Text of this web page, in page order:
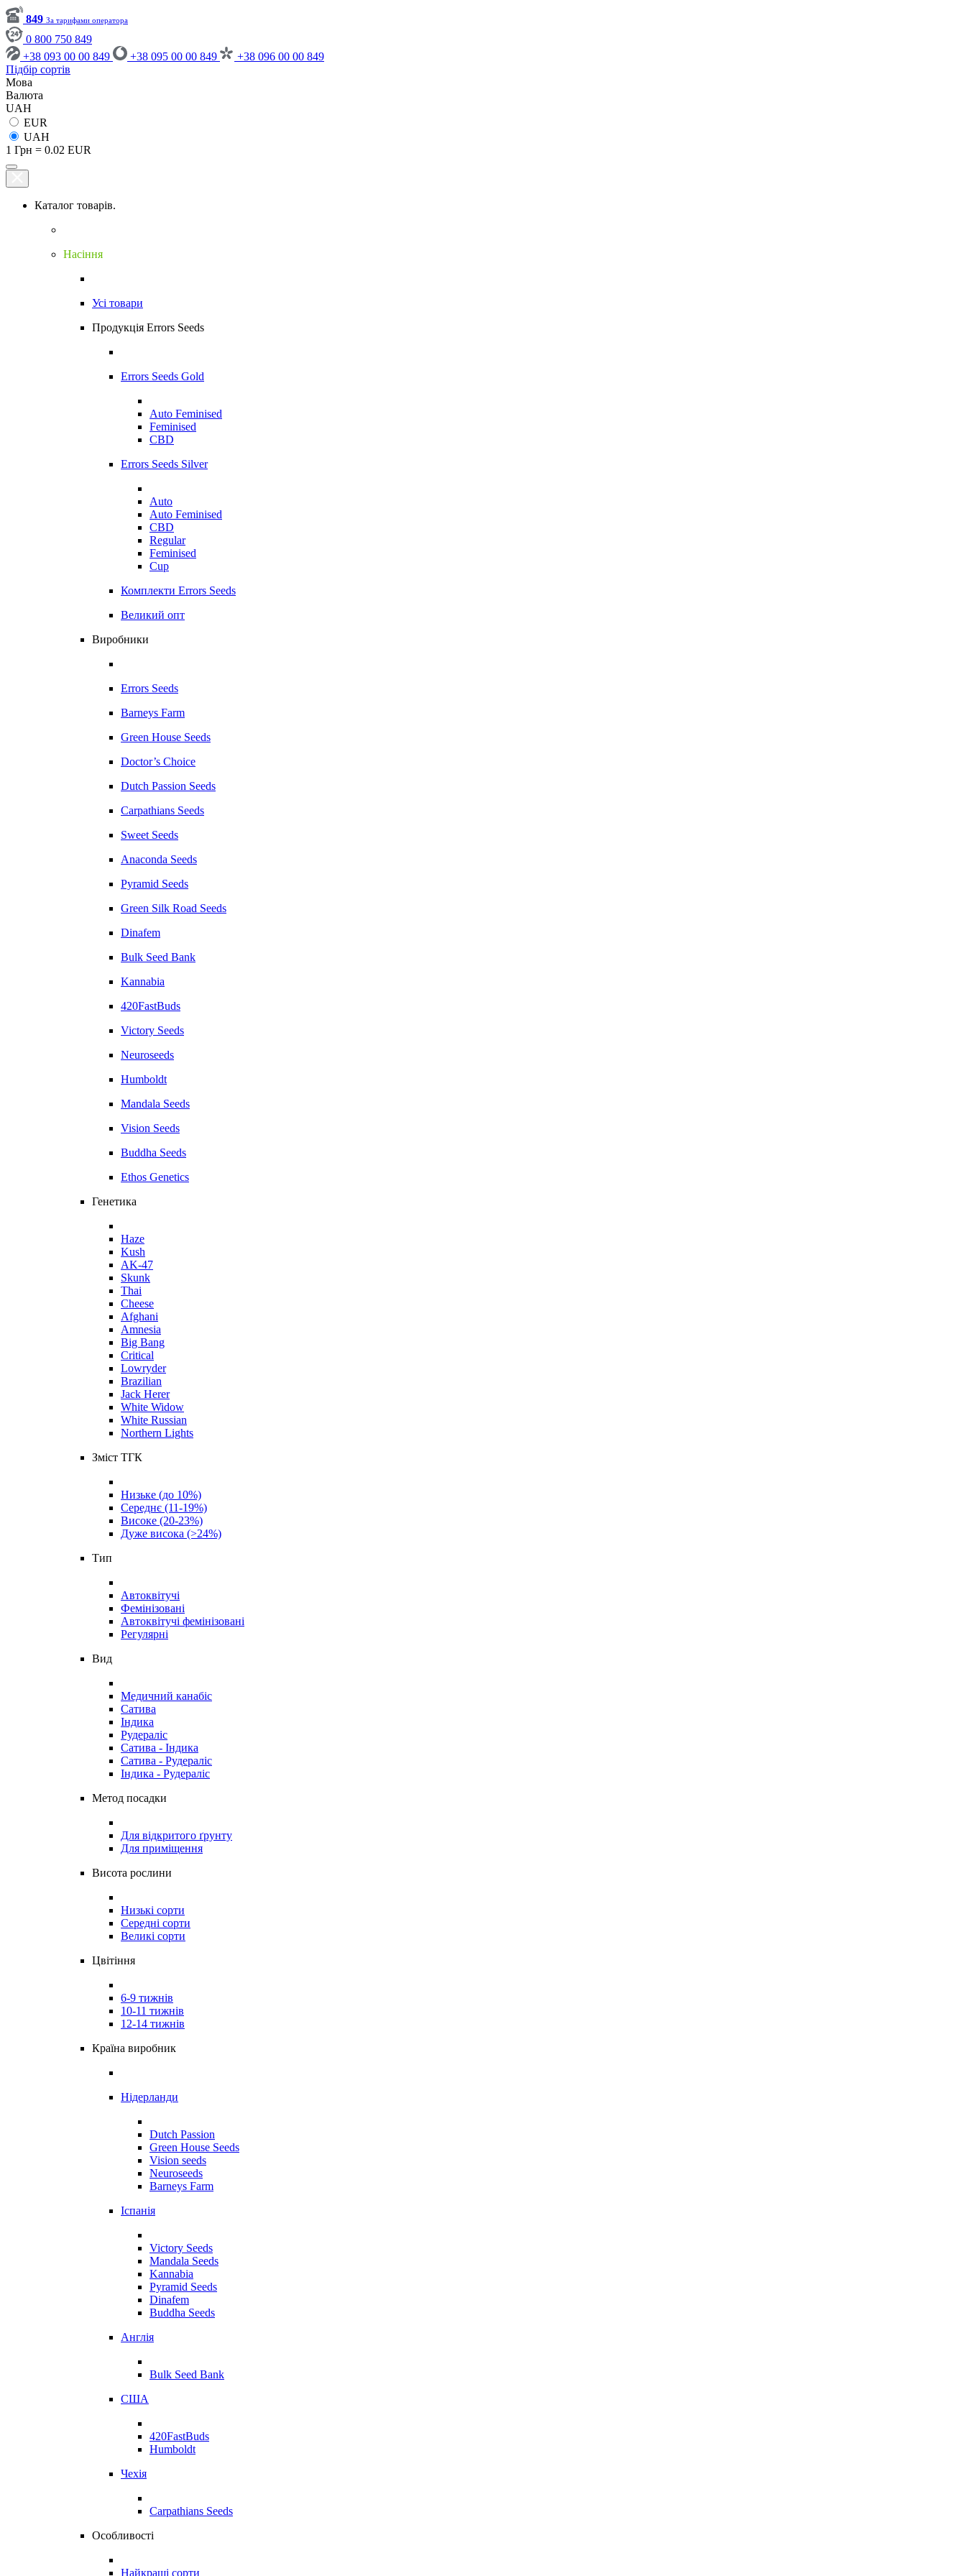
849 За тарифами оператора
0 800 750 849
+38 093 00 00 849
+38 095 00 00 849
+38 096 00 00 849
Підбір сортів
Мова
Валюта
UAH
EUR
UAH
1 Грн = 0.02 EUR
Каталог товарів.
Насіння
Усі товари
Продукція Errors Seeds
Errors Seeds Gold
Auto Feminised
Feminised
CBD
Errors Seeds Silver
Auto
Auto Feminised
CBD
Regular
Feminised
Cup
Комплекти Errors Seeds
Великий опт
Виробники
Errors Seeds
Barneys Farm
Green House Seeds
Doctor’s Choice
Dutch Passion Seeds
Carpathians Seeds
Sweet Seeds
Anaconda Seeds
Pyramid Seeds
Green Silk Road Seeds
Dinafem
Bulk Seed Bank
Kannabia
420FastBuds
Victory Seeds
Neuroseeds
Humboldt
Mandala Seeds
Vision Seeds
Buddha Seeds
Ethos Genetics
Генетика
Haze
Kush
AK-47
Skunk
Thai
Cheese
Afghani
Amnesia
Big Bang
Critical
Lowryder
Brazilian
Jack Herer
White Widow
White Russian
Northern Lights
Зміст ТГК
Низьке (до 10%)
Середнє (11-19%)
Високе (20-23%)
Дуже висока (>24%)
Тип
Автоквітучі
Фемінізовані
Автоквітучі фемінізовані
Регулярні
Вид
Медичний канабіс
Сатива
Індика
Рудераліс
Сатива - Індика
Сатива - Рудераліс
Індика - Рудераліс
Метод посадки
Для відкритого ґрунту
Для приміщення
Висота рослини
Низькі сорти
Середні сорти
Великі сорти
Цвітіння
6-9 тижнів
10-11 тижнів
12-14 тижнів
Країна виробник
Нідерланди
Dutch Passion
Green House Seeds
Vision seeds
Neuroseeds
Barneys Farm
Іспанія
Victory Seeds
Mandala Seeds
Kannabia
Pyramid Seeds
Dinafem
Buddha Seeds
Англія
Bulk Seed Bank
США
420FastBuds
Humboldt
Чехія
Carpathians Seeds
Особливості
Найкращі сорти